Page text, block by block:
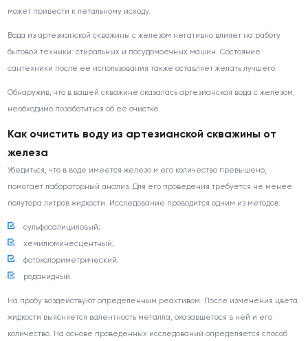
может привести к летальному исходу.
Вода из артезианской скважины с железом негативно влияет на работу
бытовой техники: стиральных и посудомоечных машин. Состояние
сантехники после ее использования также оставляет желать лучшего.
Обнаружив, что в вашей скважине оказалась артезианская вода с железом,
необходимо позаботиться об ее очистке.
Как очистить воду из артезианской скважины от
железа
Убедиться, что в воде имеется железо и его количество превышено,
помогает лабораторный анализ. Для его проведения требуется не менее
полутора литров жидкости. Исследование проводится одним из методов:
сульфосалициловый;
хемилюминесцентный;
фотоколориметрический;
роданидный.
На пробу воздействуют определенным реактивом. После изменения цвета
жидкости выясняется валентность металла, оказавшегося в ней и его
количество. На основе проведенных исследований определяется способ